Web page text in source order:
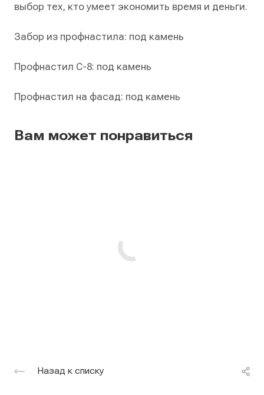
выбор тех, кто умеет экономить время и деньги.
Забор из профнастила: под камень
Профнастил С-8: под камень
Профнастил на фасад: под камень
Вам может понравиться
Назад к списку